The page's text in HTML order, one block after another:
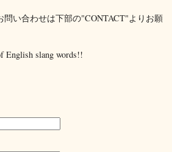
問い合わせは下部の"CONTACT"よりお願
English slang words!!